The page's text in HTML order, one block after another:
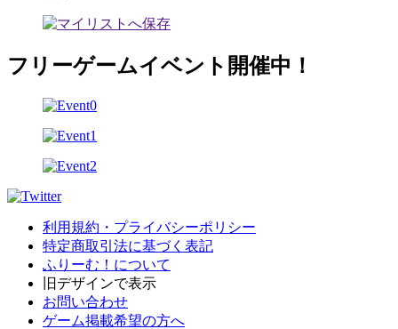
フリーゲームイベント開催中！
利用規約・プライバシーポリシー
特定商取引法に基づく表記
ふりーむ！について
旧デザインで表示
お問い合わせ
ゲーム掲載希望の方へ